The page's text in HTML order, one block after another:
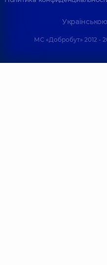
МС «Добробут» 2012 -